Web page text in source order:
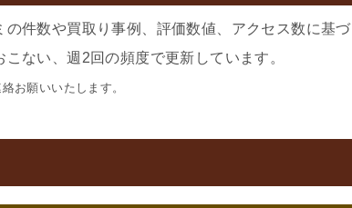
件数や買取り事例、評価数値、アクセス数に基づ
ない、週2回の頻度で更新しています。
お願いいたします。